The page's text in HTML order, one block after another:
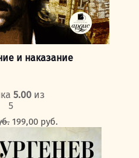
и наказание
5.00из
5
Первоначальная
составляла
249,00 руб..
199,00 руб.
цена:
199,00 руб..